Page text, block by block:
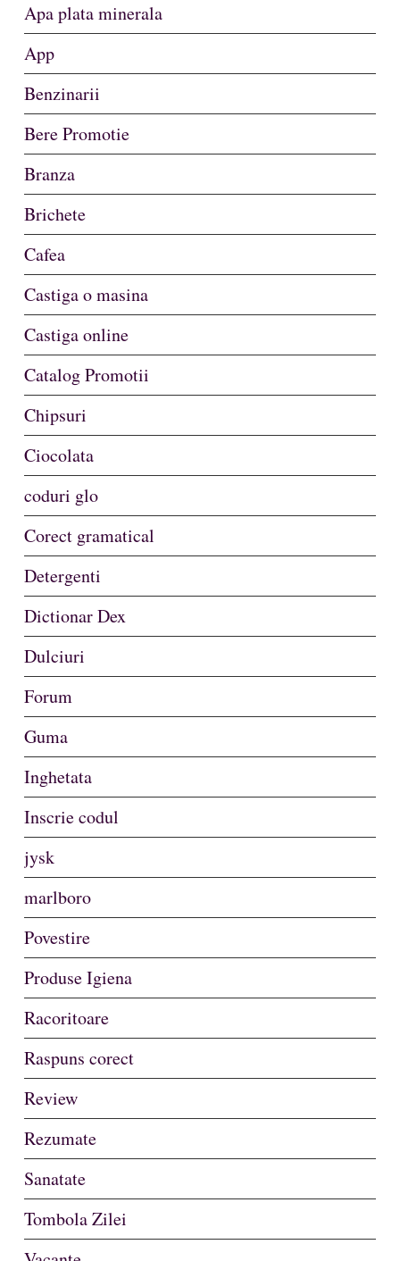
Apa plata minerala
App
Benzinarii
Bere Promotie
Branza
Brichete
Cafea
Castiga o masina
Castiga online
Catalog Promotii
Chipsuri
Ciocolata
coduri glo
Corect gramatical
Detergenti
Dictionar Dex
Dulciuri
Forum
Guma
Inghetata
Inscrie codul
jysk
marlboro
Povestire
Produse Igiena
Racoritoare
Raspuns corect
Review
Rezumate
Sanatate
Tombola Zilei